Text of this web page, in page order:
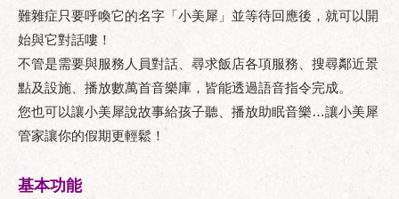
難雜症只要呼喚它的名字「小美犀」並等待回應後，就可以開
始與它對話嘍！
不管是需要與服務人員對話、尋求飯店各項服務、搜尋鄰近景
點及設施、播放數萬首音樂庫，皆能透過語音指令完成。
您也可以讓小美犀說故事給孩子聽、播放助眠音樂…讓小美犀
管家讓你的假期更輕鬆！
基本功能